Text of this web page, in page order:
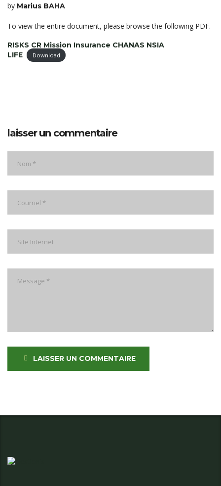
by Marius BAHA
To view the entire document, please browse the following PDF.
RISKS CR Mission Insurance CHANAS NSIA
LIFE
Download
laisser un commentaire
LAISSER UN COMMENTAIRE